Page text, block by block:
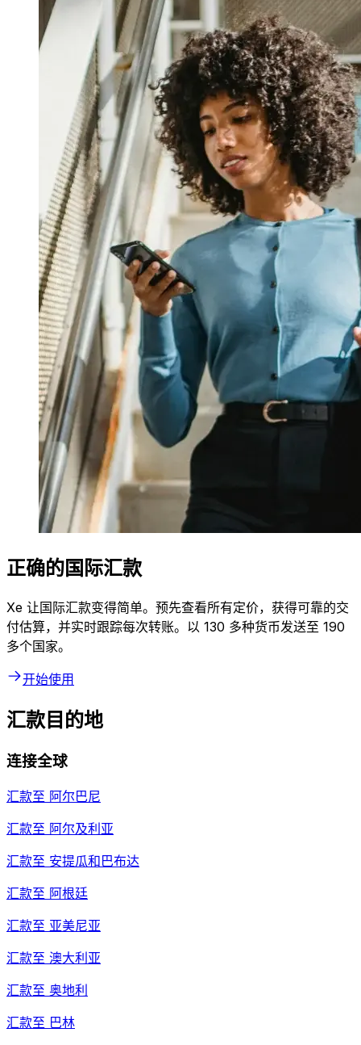
正确的国际汇款
Xe 让国际汇款变得简单。预先查看所有定价，获得可靠的交
付估算，并实时跟踪每次转账。以 130 多种货币发送至 190
多个国家。
开始使用
汇款目的地
连接全球
汇款至 阿尔巴尼
汇款至 阿尔及利亚
汇款至 安提瓜和巴布达
汇款至 阿根廷
汇款至 亚美尼亚
汇款至 澳大利亚
汇款至 奥地利
汇款至 巴林